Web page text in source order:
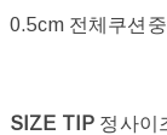
0.5cm 전체쿠션
SIZE TIP 정사이